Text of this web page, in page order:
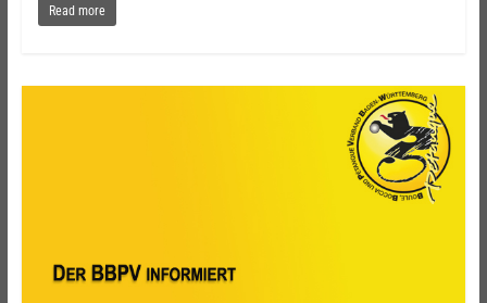
Read more